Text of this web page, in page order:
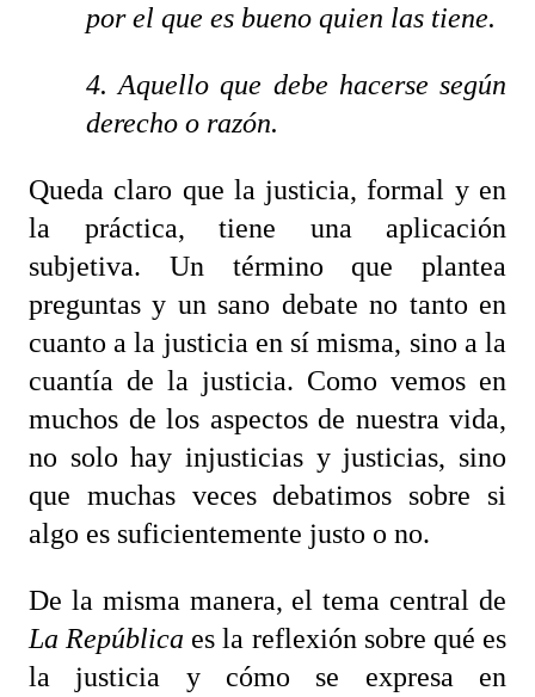
por el que es bueno quien las tiene.
4. Aquello que debe hacerse según
derecho o razón.
Queda claro que la justicia, formal y en
la práctica, tiene una aplicación
subjetiva. Un término que plantea
preguntas y un sano debate no tanto en
cuanto a la justicia en sí misma, sino a la
cuantía de la justicia. Como vemos en
muchos de los aspectos de nuestra vida,
no solo hay injusticias y justicias, sino
que muchas veces debatimos sobre si
algo es suficientemente justo o no.
De la misma manera, el tema central de
La República es la reflexión sobre qué es
la justicia y cómo se expresa en